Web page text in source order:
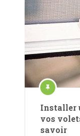
Installer
vos
savoir